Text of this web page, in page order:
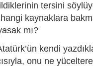
tersini
hangi kaynaklara
mı?
kendi
onu ne